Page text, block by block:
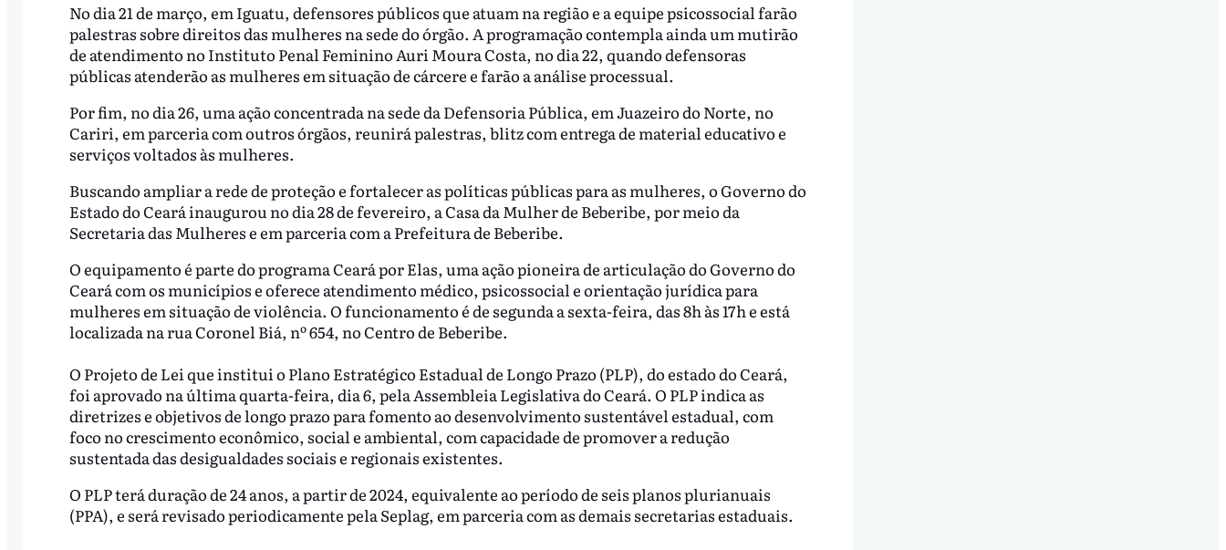
No dia 21 de março, em Iguatu, defensores públicos que atuam na região e a equipe psicossocial farão
palestras sobre direitos das mulheres na sede do órgão. A programação contempla ainda um mutirão
de atendimento no Instituto Penal Feminino Auri Moura Costa, no dia 22, quando defensoras
públicas atenderão as mulheres em situação de cárcere e farão a análise processual.
Por fim, no dia 26, uma ação concentrada na sede da Defensoria Pública, em Juazeiro do Norte, no
Cariri, em parceria com outros órgãos, reunirá palestras, blitz com entrega de material educativo e
serviços voltados às mulheres.
Buscando ampliar a rede de proteção e fortalecer as políticas públicas para as mulheres, o Governo do
Estado do Ceará inaugurou no dia 28 de fevereiro, a Casa da Mulher de Beberibe, por meio da
Secretaria das Mulheres e em parceria com a Prefeitura de Beberibe.
O equipamento é parte do programa Ceará por Elas, uma ação pioneira de articulação do Governo do
Ceará com os municípios e oferece atendimento médico, psicossocial e orientação jurídica para
mulheres em situação de violência. O funcionamento é de segunda a sexta-feira, das 8h às 17h e está
localizada na rua Coronel Biá, nº 654, no Centro de Beberibe.
O Projeto de Lei que institui o Plano Estratégico Estadual de Longo Prazo (PLP), do estado do Ceará,
foi aprovado na última quarta-feira, dia 6, pela Assembleia Legislativa do Ceará. O PLP indica as
diretrizes e objetivos de longo prazo para fomento ao desenvolvimento sustentável estadual, com
foco no crescimento econômico, social e ambiental, com capacidade de promover a redução
sustentada das desigualdades sociais e regionais existentes.
O PLP terá duração de 24 anos, a partir de 2024, equivalente ao período de seis planos plurianuais
(PPA), e será revisado periodicamente pela Seplag, em parceria com as demais secretarias estaduais.